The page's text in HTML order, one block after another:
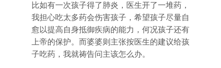
比如有一次孩子得了肺炎，医生开了一堆药，
我担心吃太多药会伤害孩子，希望孩子尽量自
愈以提高自身抵御疾病的能力，何况孩子还有
上帝的保护。而婆婆则主张按医生的建议给孩
子吃药，我就祷告问主该怎么办。